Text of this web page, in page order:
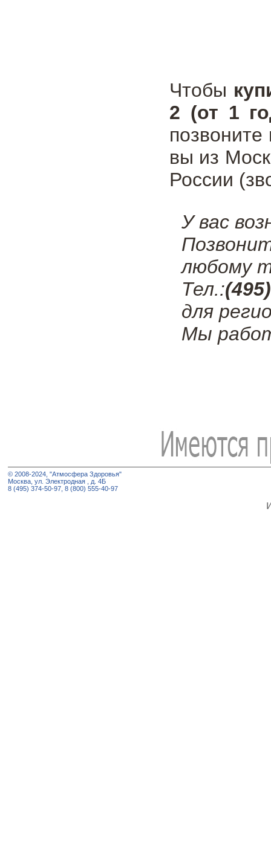
Чтобы
2 (от 1
вы из
России
У вас
любому
Тел.:
для
Мы
© 2008-2024, "Атмосфера Здоровья"
Москва, ул. Электродная , д. 4Б
8 (495) 374-50-97, 8 (800) 555-40-97